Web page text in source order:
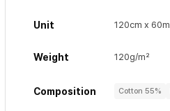
Unit 120cm x 60m
Weight 120g/m²
Composition Cotton 55%